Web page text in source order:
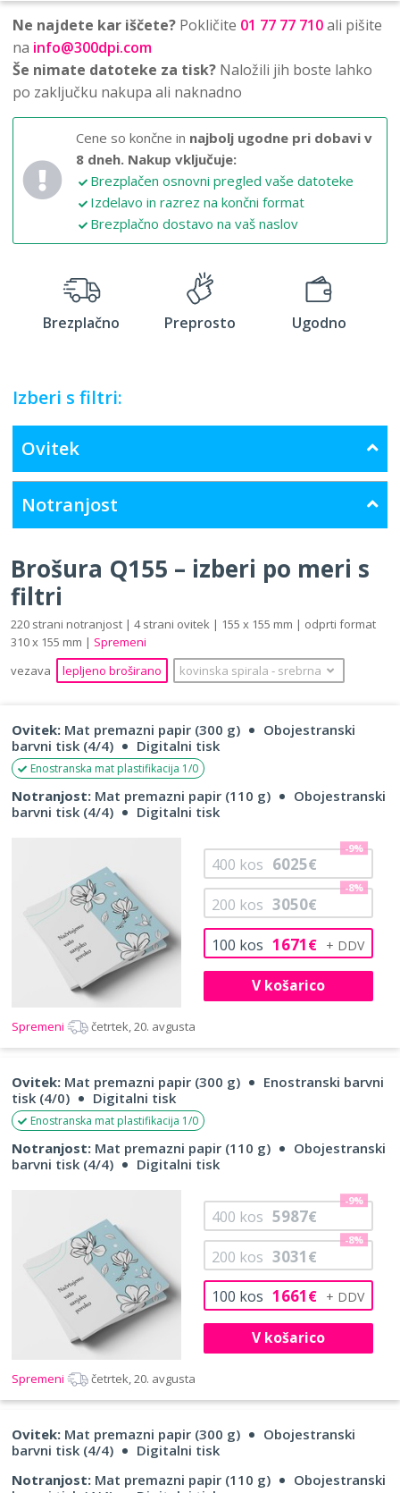
Ne najdete kar iščete? Pokličite 01 77 77 710ali pišite
na info@300dpi.com
Še nimate datoteke za tisk? Naložili jih boste lahko
po zaključku nakupa ali naknadno
Cene so končne in najbolj ugodne pri dobavi v
8 dneh. Nakup vključuje:
Brezplačen osnovni pregled vaše datoteke
Izdelavo in razrez na končni format
Brezplačno dostavo na vaš naslov
Brezplačno Preprosto Ugodno
Izberi s filtri:
Ovitek
Notranjost
Brošura Q155 – izberi po meri s
filtri
220 strani notranjost | 4 strani ovitek | 155 x 155 mm | odprti format
310 x 155 mm | Spremeni
vezava
lepljeno broširano kovinska spirala ‐ srebrna
Ovitek: Mat premazni papir (300 g)
Obojestranski
barvni tisk (4/4)
Digitalni tisk
Enostranska mat plastifikacija 1/0
Notranjost: Mat premazni papir (110 g)
Obojestranski
barvni tisk (4/4)
Digitalni tisk
100 kos 1671€
200 kos 3050€
-8%
400 kos 6025€
-9%
V košarico
Spremeni četrtek, 20. avgusta
Ovitek: Mat premazni papir (300 g)
Enostranski barvni
tisk (4/0)
Digitalni tisk
Enostranska mat plastifikacija 1/0
Notranjost: Mat premazni papir (110 g)
Obojestranski
barvni tisk (4/4)
Digitalni tisk
100 kos 1661€
200 kos 3031€
-8%
400 kos 5987€
-9%
V košarico
Spremeni četrtek, 20. avgusta
Ovitek: Mat premazni papir (300 g)
Obojestranski
barvni tisk (4/4)
Digitalni tisk
Notranjost: Mat premazni papir (110 g)
Obojestranski